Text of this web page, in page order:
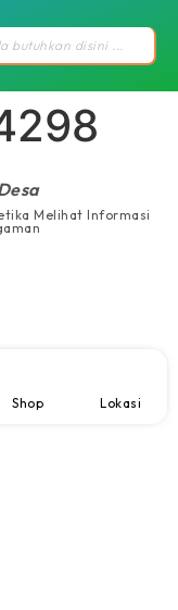
Melihat Informasi
Shop Lokasi